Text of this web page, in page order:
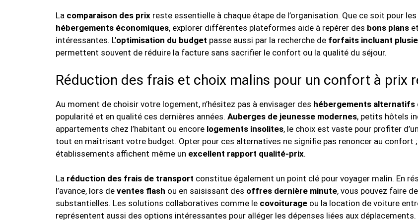
La comparaison des prix reste essentielle à chaque étape de l’organisation. Que ce soit pour les
hébergements économiques, explorer différentes plateformes aide à repérer des bons plans
intéressantes. L’optimisation du budget passe aussi par la recherche de forfaits incluant
permettent souvent de réduire la facture sans sacrifier le confort ou la qualité du séjour.
Réduction des frais et choix malins pour un confort à prix
Au moment de choisir votre logement, n’hésitez pas à envisager des hébergements alternatifs
popularité et en qualité ces dernières années. Auberges de jeunesse modernes, petits hôtels
appartements chez l’habitant ou encore logements insolites, le choix est vaste pour profiter
tout en maîtrisant votre budget. Opter pour ces alternatives ne signifie pas renoncer au confort
établissements affichent même un excellent rapport qualité-prix.
La réduction des frais de transport constitue également un point clé pour voyager malin. En
l’avance, lors de ventes flash ou en saisissant des offres dernière minute, vous pouvez faire
substantielles. Les solutions collaboratives comme le covoiturage ou la location de voiture
représentent aussi des options intéressantes pour alléger les dépenses liées aux déplacements.